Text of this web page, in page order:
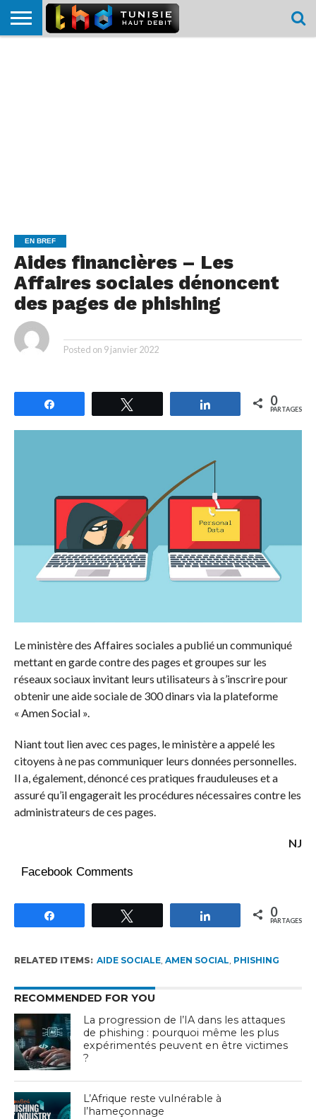
EN BREF
Aides financières – Les
Affaires sociales dénoncent
des pages de phishing
Posted on 9 janvier 2022
Partagez 0
PARTAGES
Le ministère des Affaires sociales a publié un communiqué
mettant en garde contre des pages et groupes sur les
réseaux sociaux invitant leurs utilisateurs à s’inscrire pour
obtenir une aide sociale de 300 dinars via la plateforme
« Amen Social ».
Niant tout lien avec ces pages, le ministère a appelé les
citoyens à ne pas communiquer leurs données personnelles.
Il a, également, dénoncé ces pratiques frauduleuses et a
assuré qu’il engagerait les procédures nécessaires contre les
administrateurs de ces pages.
NJ
Facebook Comments
Partagez 0
PARTAGES
RELATED ITEMS: AIDE SOCIALE, AMEN SOCIAL, PHISHING
RECOMMENDED FOR YOU
La progression de l’IA dans les attaques
de phishing : pourquoi même les plus
expérimentés peuvent en être victimes
?
L’Afrique reste vulnérable à
l’hameçonnage